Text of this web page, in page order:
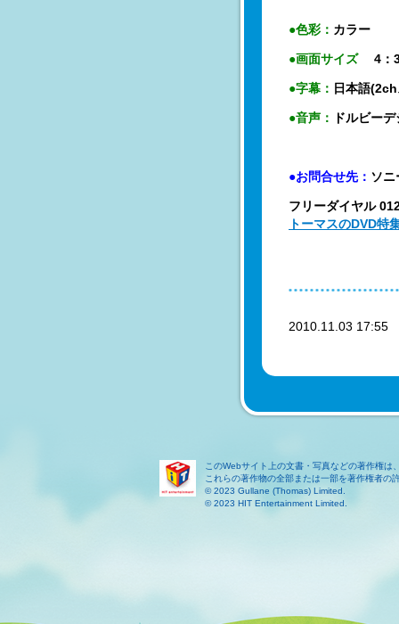
●色彩： カラー
●画面サイズ4：
●字幕： 日本語
●音声： ドルビー
●お問合せ先： ソ
フリーダイヤル
トーマスのDVD特
2010.11.03
このWebサイト上の文書・写真などの著作権
これらの著作物の全部または一部を著作権者の
© 2023 Gullane (Thomas) Limited.
© 2023 HIT Entertainment Limited.